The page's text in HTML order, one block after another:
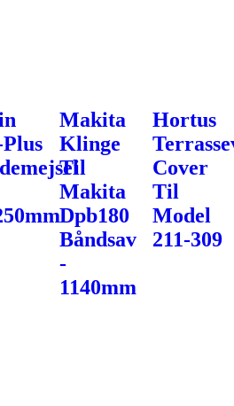
Plus
Makita
Klinge
Til
Makita
Dpb180
Båndsav
-
1140mm
Hortus
Cover
Til
Model
211-309